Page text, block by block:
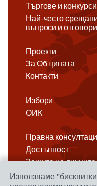
Търгове и конкурси
Най-често срещани
въпроси и отговори
Проекти
За Общината
Контакти
Избори
ОИК
Правна
Достъпност
Защита на
Антикорупция
Използваме